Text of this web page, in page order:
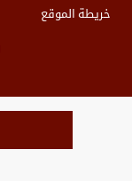
خريطة الموقع